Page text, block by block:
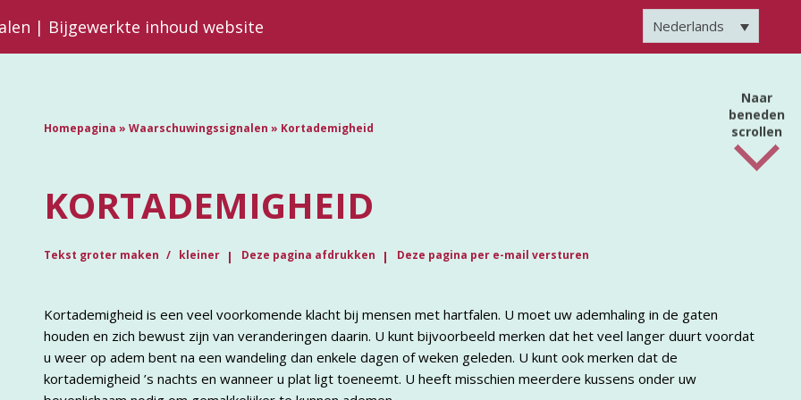
| Bijgewerkte inhoud website Nederlands
Homepagina » Waarschuwingssignalen » Kortademigheid
KORTADEMIGHEID
Tekst groter maken kleiner Deze pagina afdrukken Deze pagina per e-mail versturen
Kortademigheid is een veel voorkomende klacht bij mensen met hartfalen. U moet uw ademhaling in de gaten
houden en zich bewust zijn van veranderingen daarin. U kunt bijvoorbeeld merken dat het veel langer duurt voordat
u weer op adem bent na een wandeling dan enkele dagen of weken geleden. U kunt ook merken dat de
kortademigheid ’s nachts en wanneer u plat ligt toeneemt. U heeft misschien meerdere kussens onder uw
Naar
beneden
scrollen